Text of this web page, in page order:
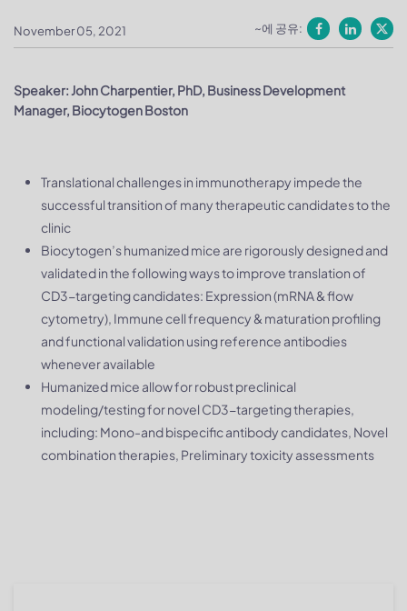
November 05, 2021 ~에 공유:
Speaker: John Charpentier, PhD, Business Development
Manager, Biocytogen Boston
Translational challenges in immunotherapy impede the
successful transition of many therapeutic candidates to the
clinic
Biocytogen’s humanized mice are rigorously designed and
validated in the following ways to improve translation of
CD3-targeting candidates: Expression (mRNA & flow
cytometry), Immune cell frequency & maturation profiling
and functional validation using reference antibodies
whenever available
Humanized mice allow for robust preclinical
modeling/testing for novel CD3-targeting therapies,
including: Mono-and bispecific antibody candidates, Novel
combination therapies, Preliminary toxicity assessments